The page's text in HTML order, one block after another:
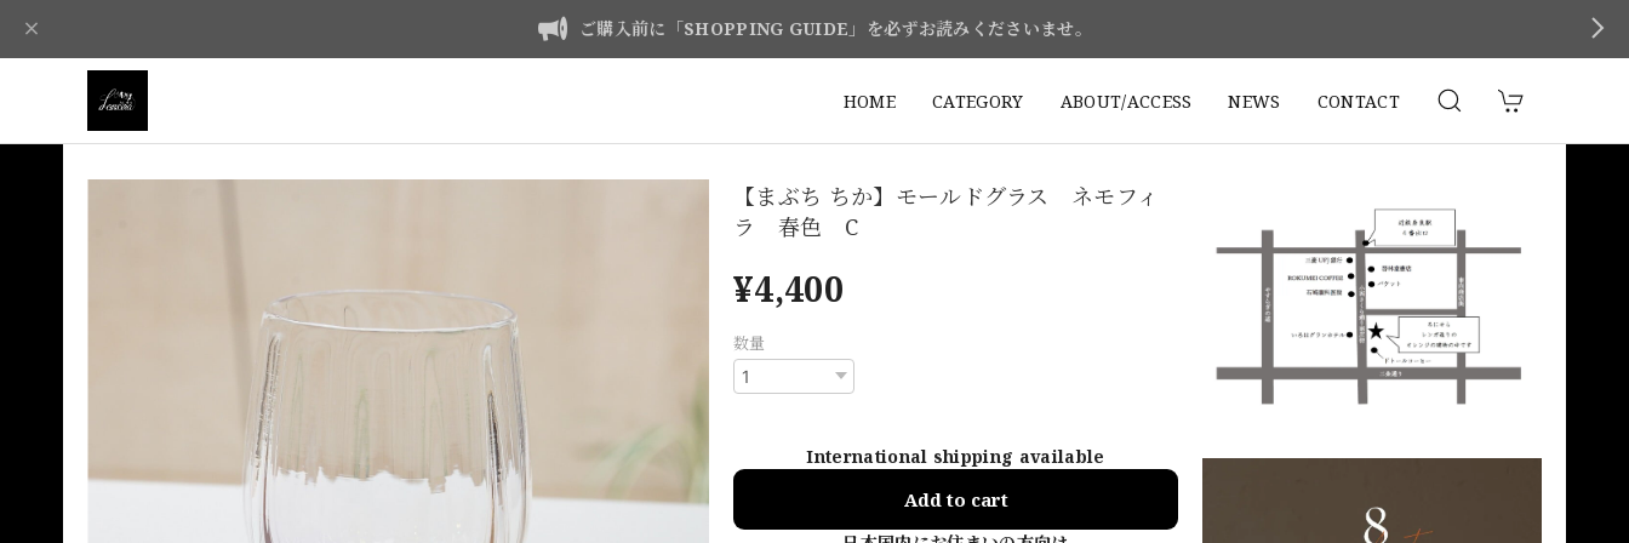
ご購入前に「SHOPPING GUIDE」を必ずお読みくださいませ。
HOME CATEGORY ABOUT/ACCESS NEWS CONTACT
【まぶち ちか】モールドグラス ネモフィ
ラ 春色 C
¥4,400
数量
International shipping available
Add to cart